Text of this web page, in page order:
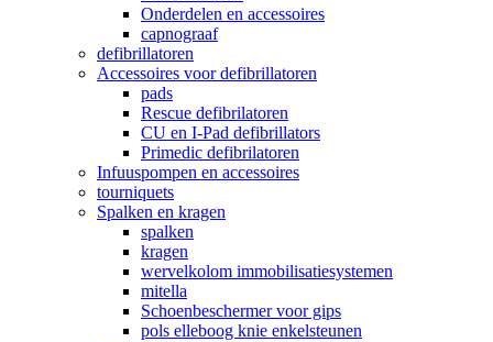
Onderdelen en accessoires
capnograaf
defibrillatoren
Accessoires voor defibrillatoren
pads
Rescue defibrilatoren
CU en I-Pad defibrillators
Primedic defibrilatoren
Infuuspompen en accessoires
tourniquets
Spalken en kragen
spalken
kragen
wervelkolom immobilisatiesystemen
mitella
Schoenbeschermer voor gips
pols elleboog knie enkelsteunen